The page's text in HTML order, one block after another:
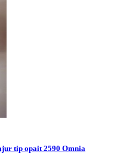
tip opait 2590 Omnia